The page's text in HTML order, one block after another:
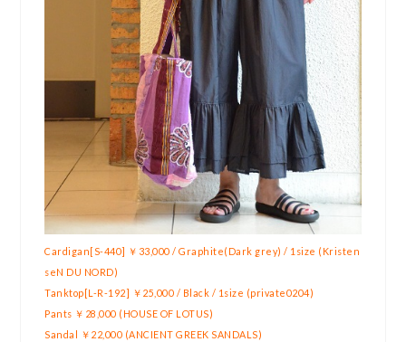
Cardigan[S-440] ￥33,000 / Graphite(Dark grey) / 1size (Kristen
seN DU NORD)
Tanktop[L-R-192] ￥25,000 / Black / 1size (private0204)
Pants ￥28,000 (HOUSE OF LOTUS)
Sandal ￥22,000 (ANCIENT GREEK SANDALS)